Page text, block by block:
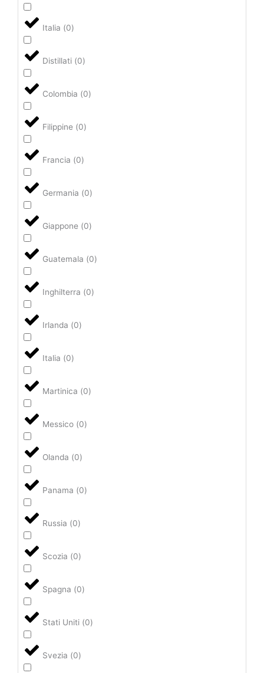
Italia (0)
Distillati (0)
Colombia (0)
Filippine (0)
Francia (0)
Germania (0)
Giappone (0)
Guatemala (0)
Inghilterra (0)
Irlanda (0)
Italia (0)
Martinica (0)
Messico (0)
Olanda (0)
Panama (0)
Russia (0)
Scozia (0)
Spagna (0)
Stati Uniti (0)
Svezia (0)